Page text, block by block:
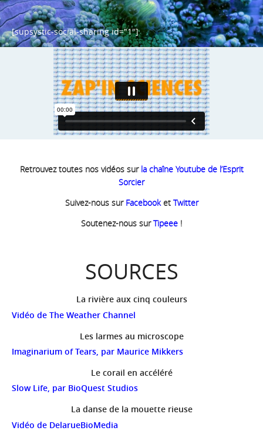
[supsystic-social-sharing id="1"]
Retrouvez toutes nos vidéos sur la chaîne Youtube de l’Esprit
Sorcier
Suivez-nous sur Facebooket Twitter
Soutenez-nous surTipeee !
SOURCES
La rivière aux cinq couleurs
Vidéo de The Weather Channel
Les larmes au microscope
Imaginarium of Tears, par Maurice Mikkers
Le corail en accéléré
Slow Life, par BioQuest Studios
La danse de la mouette rieuse
Vidéo de DelarueBioMedia